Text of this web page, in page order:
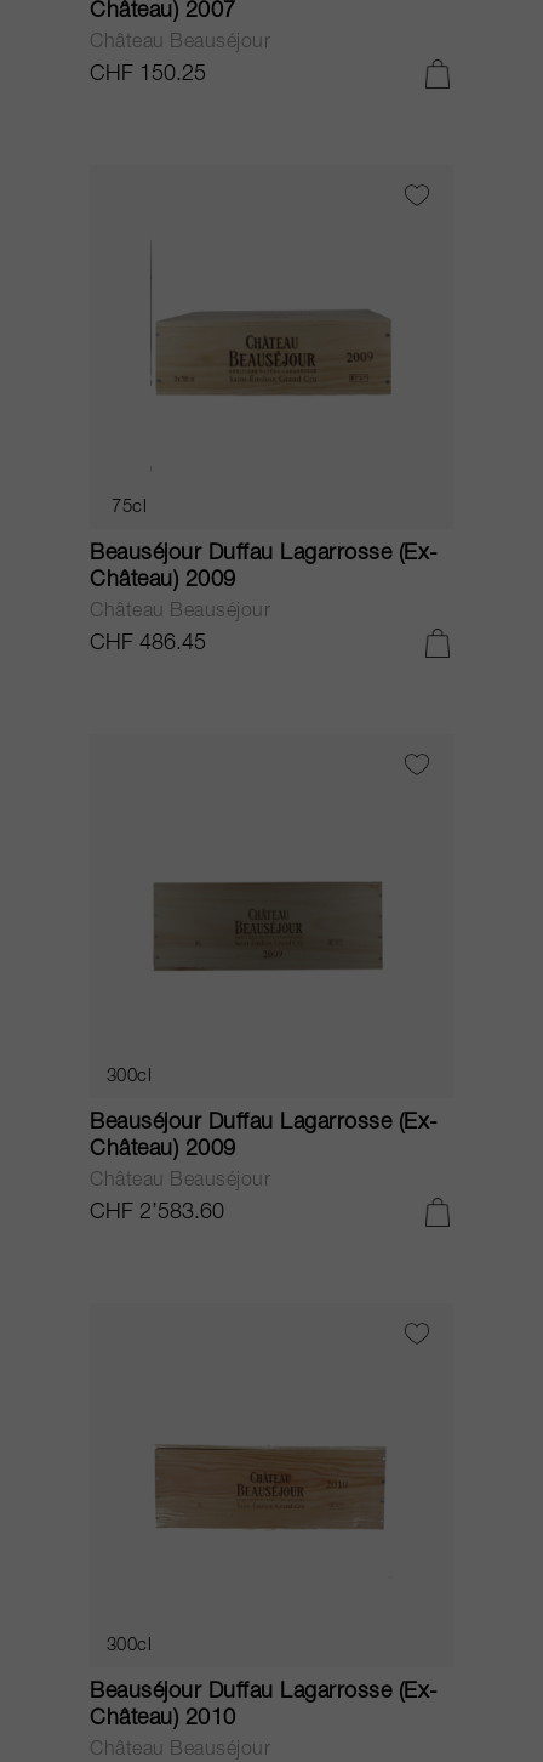
Château) 2007
Château Beauséjour
CHF 150.25
75cl
Beauséjour Duffau Lagarrosse (Ex-
Château) 2009
Château Beauséjour
CHF 486.45
300cl
Beauséjour Duffau Lagarrosse (Ex-
Château) 2009
Château Beauséjour
CHF 2’583.60
300cl
Beauséjour Duffau Lagarrosse (Ex-
Château) 2010
Château Beauséjour